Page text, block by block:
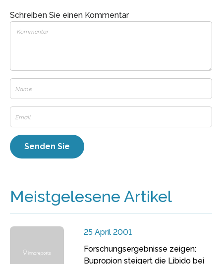
Schreiben Sie einen Kommentar
Meistgelesene Artikel
25 April 2001
Forschungsergebnisse zeigen:
Bupropion steigert die Libido bei